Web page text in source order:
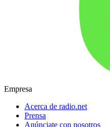
Empresa
Acerca de radio.net
Prensa
Anúnciate con nosotros